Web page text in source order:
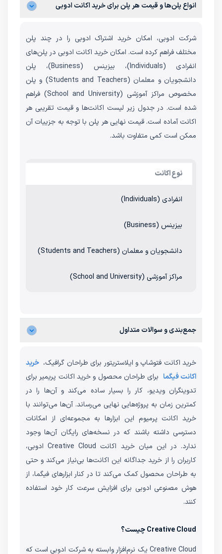
انواع پلن‌ها و قیمت هر پلن برای خرید اکانت ادوبی
شرکت ادوبی، امکان خرید اشتراک ادوبی را در چند پلن
مختلف فراهم کرده است. امکان خرید اکانت ادوبی در پلن‌های
انفرادی (Individuals)، بیزینس (Business)، پلن
دانشجویان و معلمان (Students and Teachers) و پلن
مخصوص مراکز آموزشی (School and University) فراهم
شده است. در جدول زیر لیست اکانت‌ها و قیمت تقریبی هر
اکانت آماده است. قیمت نهایی هر پلن با توجه به جزییات آن
ممکن است کمی متفاوت باشد.
نوع اکانت
انفرادی (Individuals)
بیزینس (Business)
دانشجویان و معلمان (Students and Teachers)
مراکز آموزشی (School and University)
جمع‌بندی و سوالات متداول
خرید اکانت فتوشاپ و ایلاستریتور برای طراحان گرافیک، خرید
اکانت فیگما برای طراحان محصول و خرید اکانت پریمیر برای
تدوینگران ویدیو، کار را بسیار ساده می‌کند و آن‌ها را در
کمترین زمان به پروژه‌هایی نهایی می‌رساند. آن‌ها می‌توانند با
خرید اکانت پرمیوم این ابزارها به مجموعه‌ای از امکانات
دسترسی داشته باشند که در نسخه‌های رایگان آن‌ها وجود
ندارد. در این میان خرید اکانت Creative Cloud ادوبی،
کاربران را از خرید جداگانه این اکانت‌ها بی‌نیاز می‌کند و حتی
به طراحان محصول کمک می‌کند تا در کنار ابزارهای فیگما، از
هوش مصنوعی ادوبی برای افزایش سرعت کار خود استفاده
کنند.
Creative Cloud چیست؟
Creative Cloud یک نرم‌افزار وابسته به شرکت ادوبی است که